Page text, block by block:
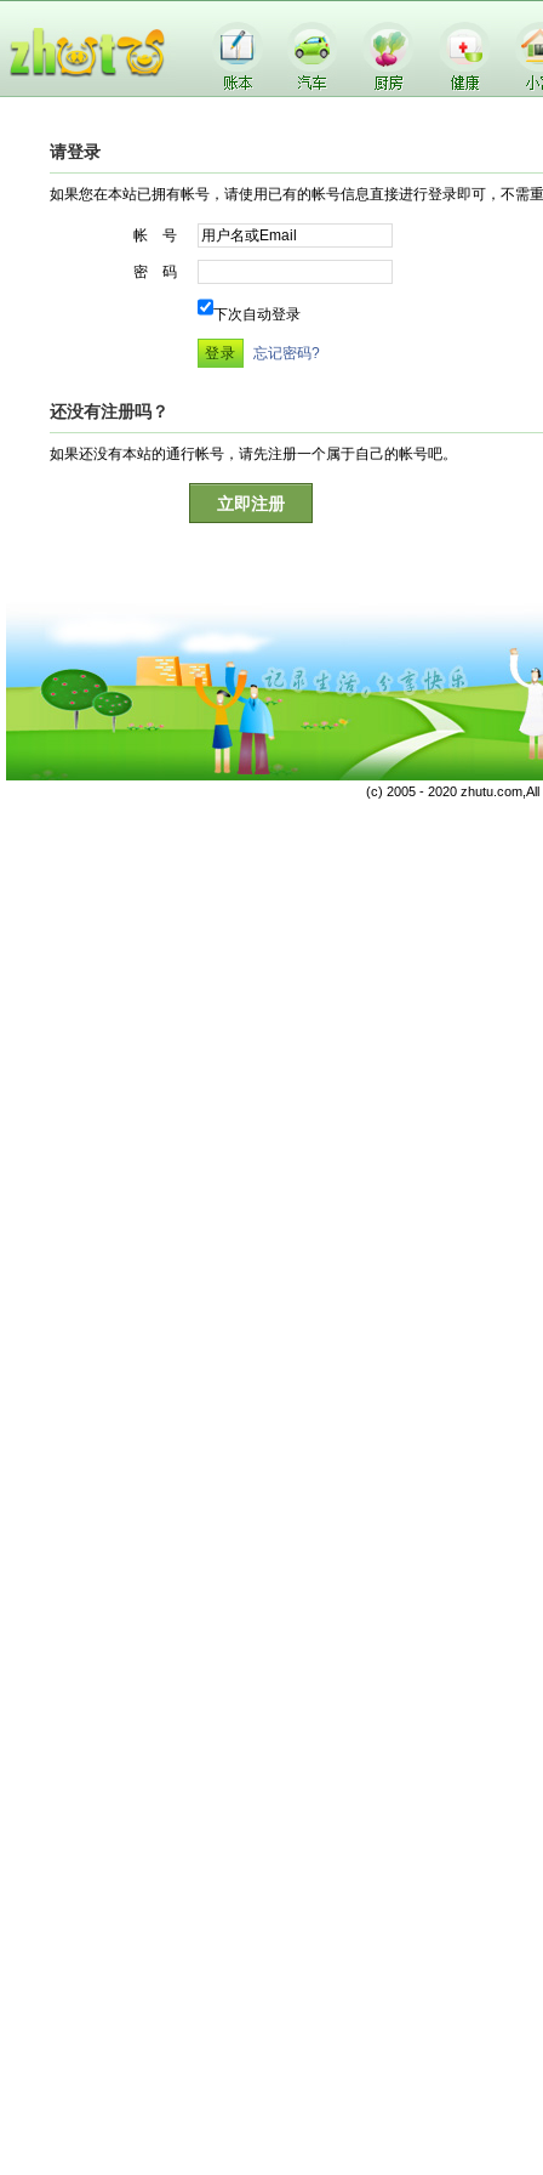
请登录
如果您在本站已拥有帐号，请使用已有的帐号信息直接进行登录即可，不需
帐 号
密 码
下次自动登录
忘记密码?
还没有注册吗？
如果还没有本站的通行帐号，请先注册一个属于自己的帐号吧。
立即注册
(c) 2005 - 2020